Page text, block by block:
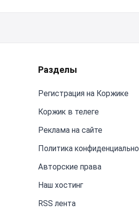
Разделы
Регистрация на Коржике
Коржик в телеге
Реклама на сайте
Политика
Авторские права
Наш хостинг
RSS лента